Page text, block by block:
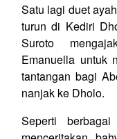
Satu lagi duet
turun di Kediri
Suroto
Emanuella untuk
tantangan bagi
nanjak ke Dholo.
Seperti